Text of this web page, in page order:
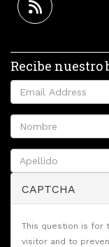
Recibe
CAPTCHA
This question is for
visitor and to